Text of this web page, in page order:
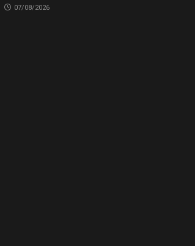
07/08/2026